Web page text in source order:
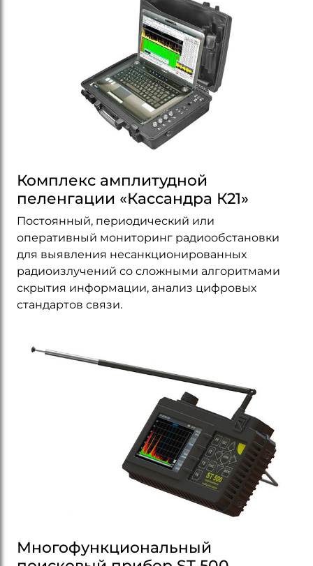
Комплекс амплитудной
пеленгации «Каcсандра К21»
Постоянный, периодический или
оперативный мониторинг радиообстановки
для выявления несанкционированных
радиоизлучений со сложными алгоритмами
скрытия информации, анализ цифровых
стандартов связи.
Многофункциональный